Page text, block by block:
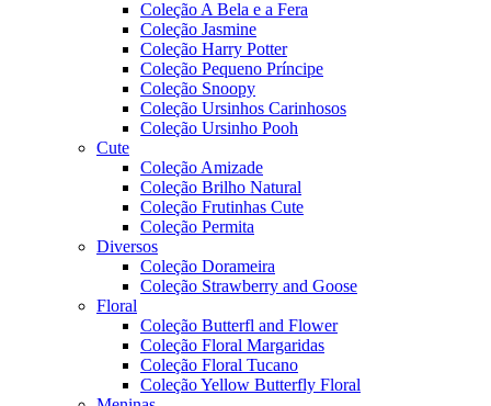
Coleção A Bela e a Fera
Coleção Jasmine
Coleção Harry Potter
Coleção Pequeno Príncipe
Coleção Snoopy
Coleção Ursinhos Carinhosos
Coleção Ursinho Pooh
Cute
Coleção Amizade
Coleção Brilho Natural
Coleção Frutinhas Cute
Coleção Permita
Diversos
Coleção Dorameira
Coleção Strawberry and Goose
Floral
Coleção Butterfl and Flower
Coleção Floral Margaridas
Coleção Floral Tucano
Coleção Yellow Butterfly Floral